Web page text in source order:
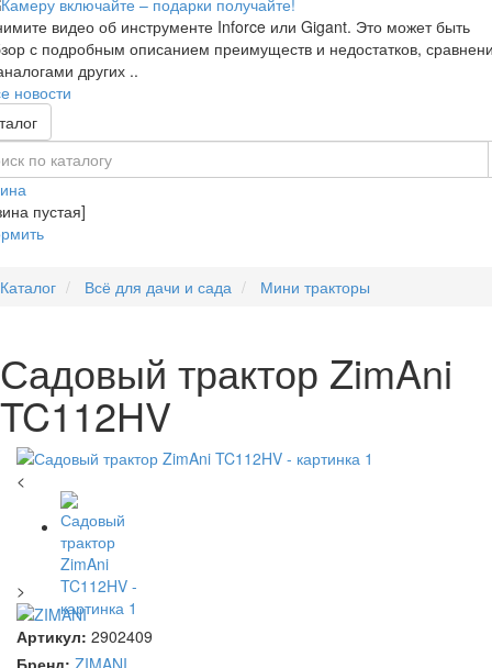
видео об инструменте Inforce или Gigant. Это может быть
с подробным описанием преимуществ и недостатков,
других ..
новости
пустая]
Каталог Всё для дачи и сада Мини тракторы
Садовый трактор ZimAni
TC112HV
<
>
Артикул: 2902409